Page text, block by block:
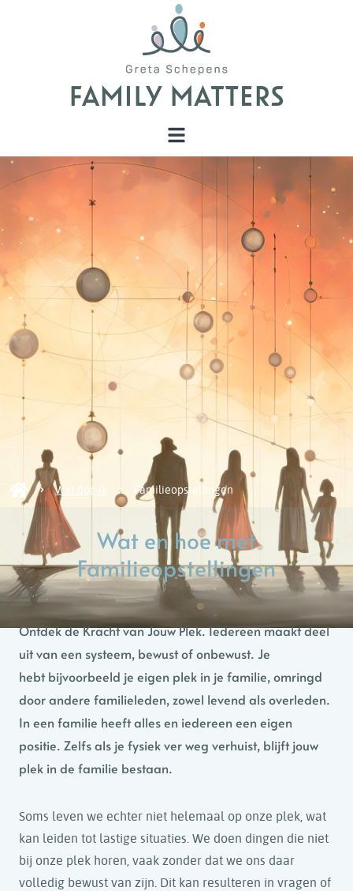
Wat doe ik Familieopstellingen
Wat en hoe met
Familieopstellingen
Ontdek de Kracht van Jouw Plek. Iedereen maakt deel
uit van een systeem, bewust of onbewust. Je
hebt bijvoorbeeld je eigen plek in je familie, omringd
door andere familieleden, zowel levend als overleden.
In een familie heeft alles en iedereen een eigen
positie. Zelfs als je fysiek ver weg verhuist, blijft jouw
plek in de familie bestaan.
Soms leven we echter niet helemaal op onze plek, wat
kan leiden tot lastige situaties. We doen dingen die niet
bij onze plek horen, vaak zonder dat we ons daar
volledig bewust van zijn. Dit kan resulteren in vragen of